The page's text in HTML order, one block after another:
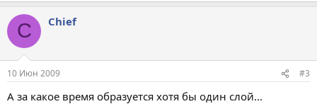
C Chief
10 Июн 2009 #3
А за какое время образуется хотя бы один слой...